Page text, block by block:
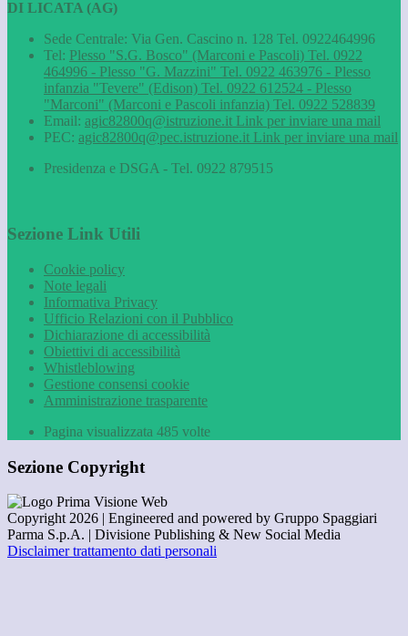
DI LICATA (AG)
Sede Centrale: Via Gen. Cascino n. 128 Tel. 0922464996
Tel: Plesso "S.G. Bosco" (Marconi e Pascoli) Tel. 0922
464996 - Plesso "G. Mazzini" Tel. 0922 463976 - Plesso
infanzia "Tevere" (Edison) Tel. 0922 612524 - Plesso
"Marconi" (Marconi e Pascoli infanzia) Tel. 0922 528839
Email: agic82800q@istruzione.it Link per inviare una mail
PEC: agic82800q@pec.istruzione.it Link per inviare una mail
Presidenza e DSGA - Tel. 0922 879515
Sezione Link Utili
Cookie policy
Note legali
Informativa Privacy
Ufficio Relazioni con il Pubblico
Dichiarazione di accessibilità
Obiettivi di accessibilità
Whistleblowing
Gestione consensi cookie
Amministrazione trasparente
Pagina visualizzata 485 volte
Sezione Copyright
Copyright 2026 | Engineered and powered by Gruppo Spaggiari
Parma S.p.A. | Divisione Publishing & New Social Media
Disclaimer trattamento dati personali